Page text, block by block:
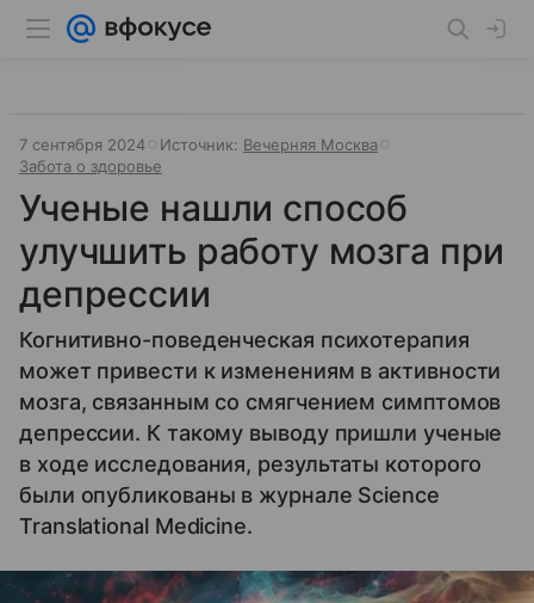
7 сентября 2024 Источник: Вечерняя Москва
Забота о здоровье
Ученые нашли способ
улучшить работу мозга при
депрессии
Когнитивно-поведенческая психотерапия
может привести к изменениям в активности
мозга, связанным со смягчением симптомов
депрессии. К такому выводу пришли ученые
в ходе исследования, результаты которого
были опубликованы в журнале Science
Translational Medicine.